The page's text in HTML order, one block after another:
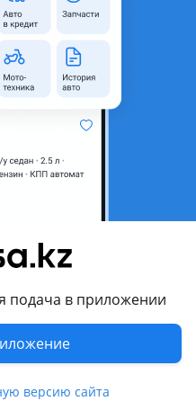
подача в приложении
версию сайта
и может быть
Кызылорда,
Кызылординская область
1993 - 1997 W124 [2-й
рестайлинг]
2.2 (бензин)
11 111 км
Автомат
Задний привод
Слева
белый металлик